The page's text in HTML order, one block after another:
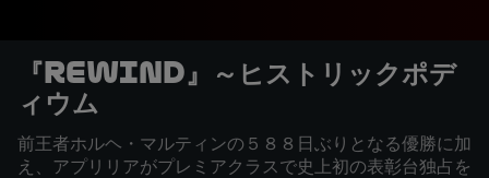
『REWIND』～ヒストリックポデ
ィウム
前王者ホルヘ・マルティンの５８８日ぶりとなる優勝に加
え、アプリリアがプレミアクラスで史上初の表彰台独占を